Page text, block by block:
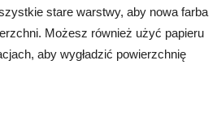
stare warstwy, aby nowa farba
Możesz również użyć papieru
aby wygładzić powierzchnię